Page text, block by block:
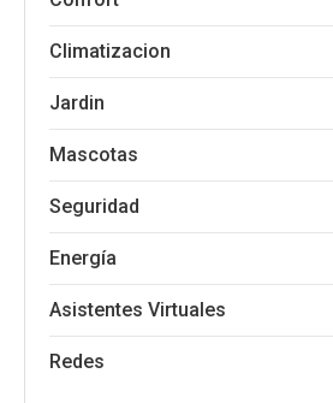
Climatizacion
Jardin
Mascotas
Seguridad
Energía
Asistentes Virtuales
Redes